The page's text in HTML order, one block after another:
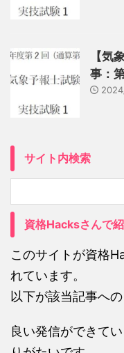
【気
事：
サイト内検索
資格Hacksさんで
このサイトが資格
れています。
以下が該当記事への
良い発信ができて